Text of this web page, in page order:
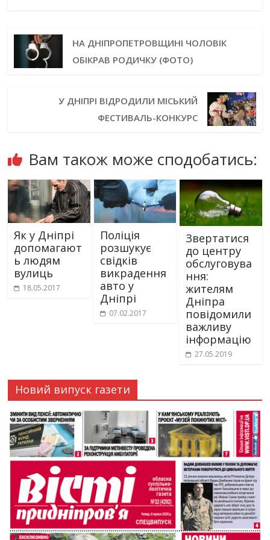
НА ДНІПРОПЕТРОВЩИНІ ЧОЛОВІК
ОБІКРАВ РОДИЧКУ (ФОТО)
У ДНІПРІ ВІДРОДИЛИ МІСЬКИЙ
ФЕСТИВАЛЬ-КОНКУРС
Вам також може сподобатись:
Як у Дніпрі
допомагают
ь людям
вулиць
18.05.2017
Поліція
розшукує
свідків
викрадення
авто у
Дніпрі
07.02.2017
Звертатися
до центру
обслуговува
ння:
жителям
Дніпра
повідомили
важливу
інформацію
27.05.2019
Новий випуск газети